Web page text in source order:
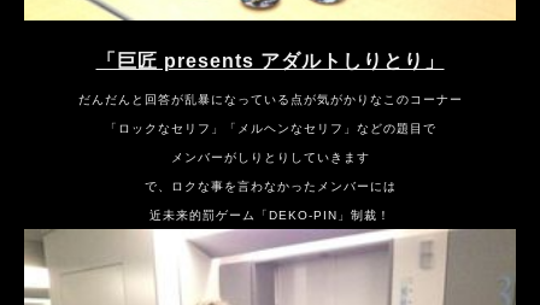
「巨匠 presents アダルトしりとり」
だんだんと回答が乱暴になっている点が気がかりなこのコーナー
「ロックなセリフ」「メルヘンなセリフ」などの題目で
メンバーがしりとりしていきます
で、ロクな事を言わなかったメンバーには
近未来的罰ゲーム「DEKO-PIN」制裁！